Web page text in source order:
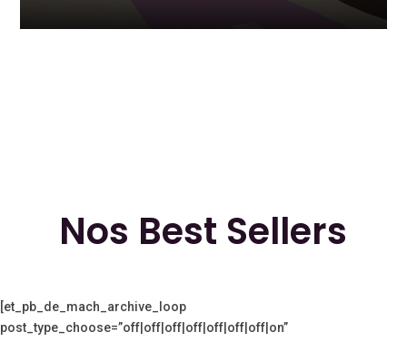
Nos Best Sellers
[et_pb_de_mach_archive_loop
post_type_choose=”off|off|off|off|off|off|off|on”